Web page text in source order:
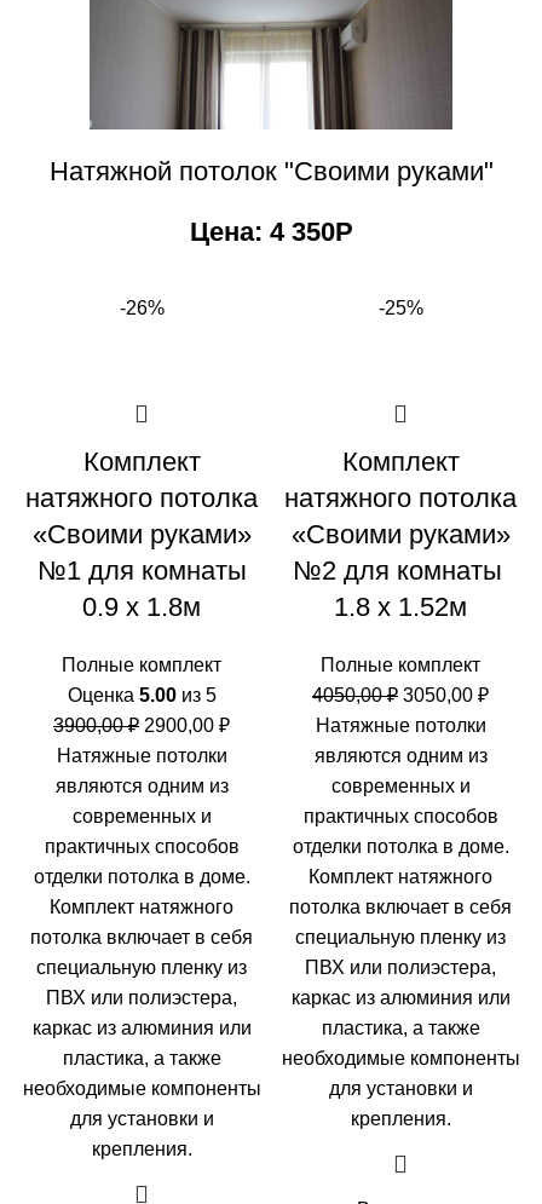
Натяжной потолок "Своими руками"
Цена: 4 350Р
-26%
Комплект
натяжного потолка
«Своими руками»
№1 для комнаты
0.9 х 1.8м
Полные комплект
Оценка 5.00из 5
3900,00₽ Первоначальная
цена
составляла
3900,00 ₽.
2900,00 ₽Текущая
Натяжные потолки
являются одним из
современных и
практичных способов
отделки потолка в доме.
Комплект натяжного
потолка включает в себя
специальную пленку из
ПВХ или полиэстера,
каркас из алюминия или
пластика, а также
необходимые компоненты
для установки и
крепления.
-25%
Комплект
натяжного потолка
«Своими руками»
№2 для комнаты
1.8 х 1.52м
Полные комплект
4050,00₽
цена
составляла
4050,00 ₽.
3050,00 ₽
Натяжные потолки
являются одним из
современных и
практичных способов
отделки потолка в доме.
Комплект натяжного
потолка включает в себя
специальную пленку из
ПВХ или полиэстера,
каркас из алюминия или
пластика, а также
необходимые компоненты
для установки и
крепления.